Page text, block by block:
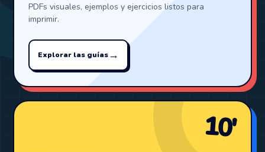
PDFs visuales, ejemplos y ejercicios listos para
imprimir.
Explorar las guías→
10′